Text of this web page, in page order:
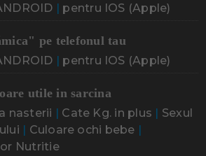
| pentru IOS (Apple)
pe telefonul tau
| pentru IOS (Apple)
utile in sarcina
nasterii | Cate Kg. in plus | Sexul
| Culoare ochi bebe |
Nutritie